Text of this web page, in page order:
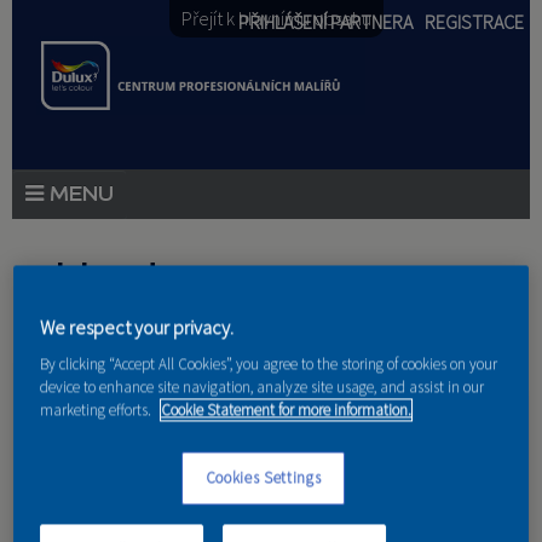
Přejít k hlavnímu obsahu
PŘIHLÁŠENÍ PARTNERA REGISTRACE
PORADENSTVÍ
AKCE A NOVINKY
PARTNEŘI
Jste zde
Domov»Aplikačné videá
Dulux Visualizer
Vyzkoušejte zbrusu novou aplikaci Dulux Visualizer, která
We respect your privacy.
By clicking “Accept All Cookies”, you agree to the storing of cookies on your
device to enhance site navigation, analyze site usage, and assist in our
marketing efforts. Cookie Statement for more information.
Cookies Settings